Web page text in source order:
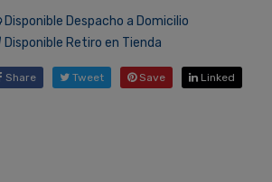
Disponible Despacho a Domicilio
Disponible Retiro en Tienda
Share Tweet Save Linked